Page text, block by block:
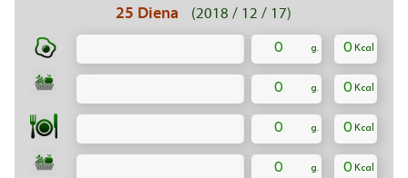
25 Diena (2018 / 12 / 17)
0 0
0 0
0 0
0 0